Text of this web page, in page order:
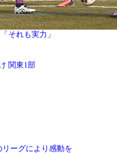
それも実力」
関東1部
ーグにより感動を